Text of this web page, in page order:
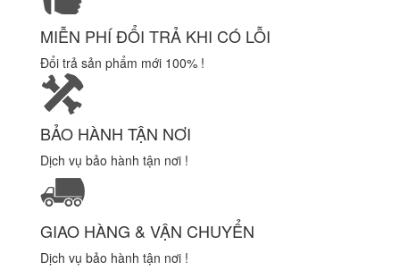
MIỄN PHÍ ĐỔI TRẢ KHI CÓ LỖI
Đổi trả sản phẩm mới 100% !
BẢO HÀNH TẬN NƠI
Dịch vụ bảo hành tận nơi !
GIAO HÀNG & VẬN CHUYỂN
Dịch vụ bảo hành tận nơi !